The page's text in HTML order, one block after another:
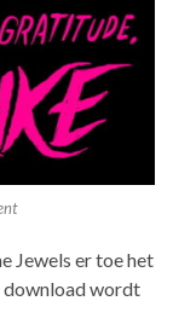
Jewels er toe het
download wordt